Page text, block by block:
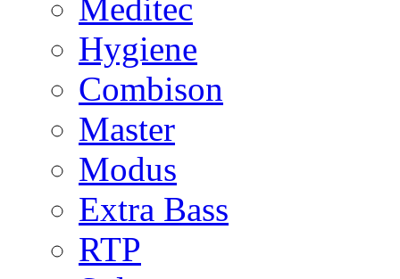
Meditec
Hygiene
Combison
Master
Modus
Extra Bass
RTP